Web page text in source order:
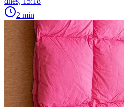
2 min